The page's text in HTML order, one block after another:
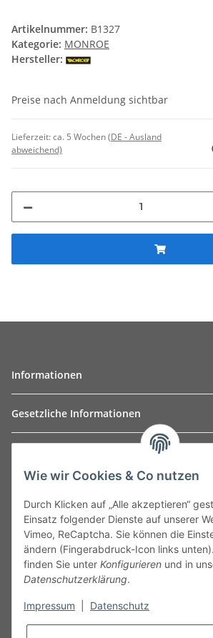
Artikelnummer: B1327
Kategorie: MONROE
Hersteller:
Preise nach Anmeldung sichtbar
Lieferzeit:ca. 5 Wochen(DE - Ausland
abweichend)
Informationen
Gesetzliche Informationen
Leibnizstraße 2a
Germany
Phone:+49 40 5287270
Fax:+49 40 5281050
Email:sales@tow-automotive.de
Wie wir Cookies & Co nutzen
Durch Klicken auf „Alle akzeptieren“
Einsatz folgender Dienste auf unserer
Vimeo, ReCaptcha. Sie können die
ändern (Fingerabdruck-Icon links
finden Sie unter Konfigurieren und in
Datenschutzerklärung.
Impressum Datenschutz